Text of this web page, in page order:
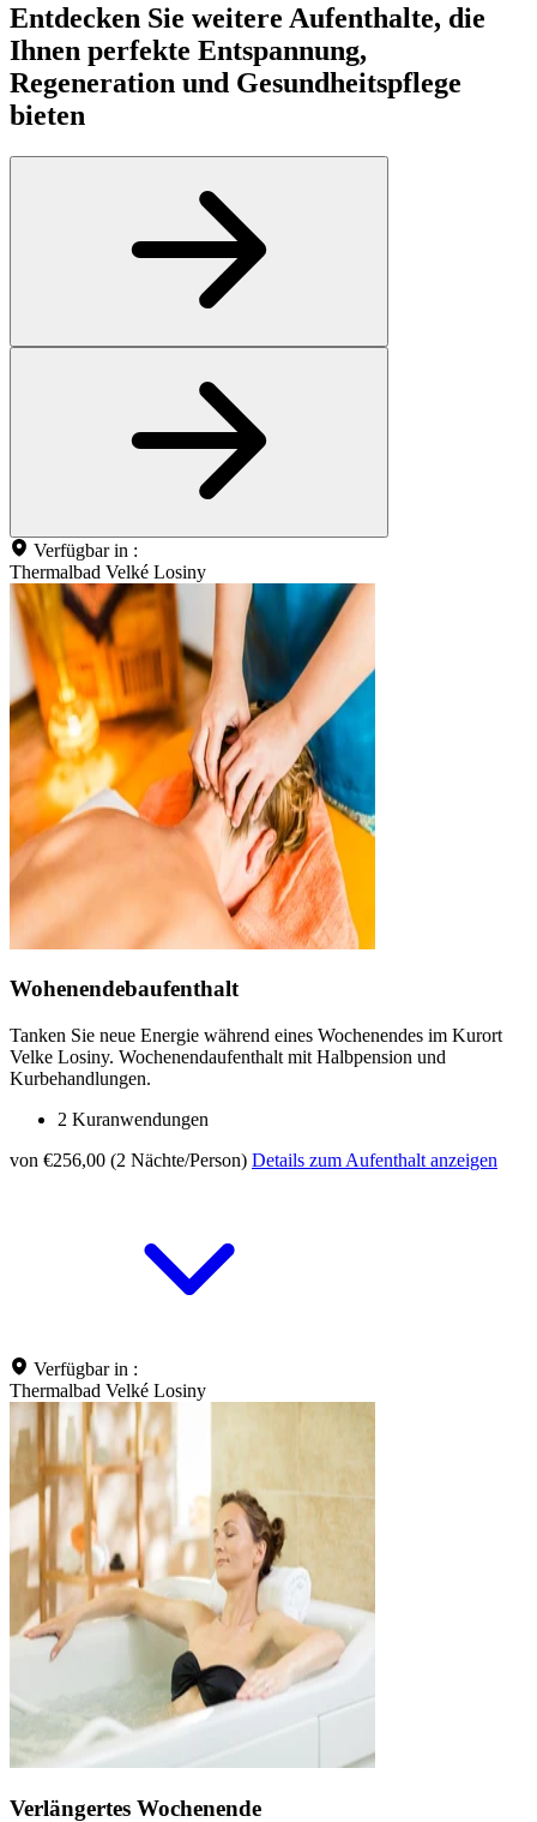
Entdecken Sie weitere Aufenthalte, die
Ihnen perfekte Entspannung,
Regeneration und Gesundheitspflege
bieten
Verfügbar in :
Thermalbad Velké Losiny
Wohenendebaufenthalt
Tanken Sie neue Energie während eines Wochenendes im Kurort
Velke Losiny. Wochenendaufenthalt mit Halbpension und
Kurbehandlungen.
2 Kuranwendungen
von €256,00 (2 Nächte/Person) Details zum Aufenthalt anzeigen
Verfügbar in :
Thermalbad Velké Losiny
Verlängertes Wochenende